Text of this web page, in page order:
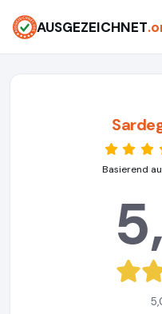
AUSGEZEICHNET
Basierend